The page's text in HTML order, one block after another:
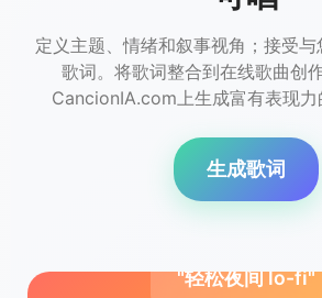
定义主题、情绪和叙事视角；接受
歌词。将歌词整合到在线歌曲创
CancionIA.com上生成富有表现力
生成歌词
"轻松夜间 lo-fi"